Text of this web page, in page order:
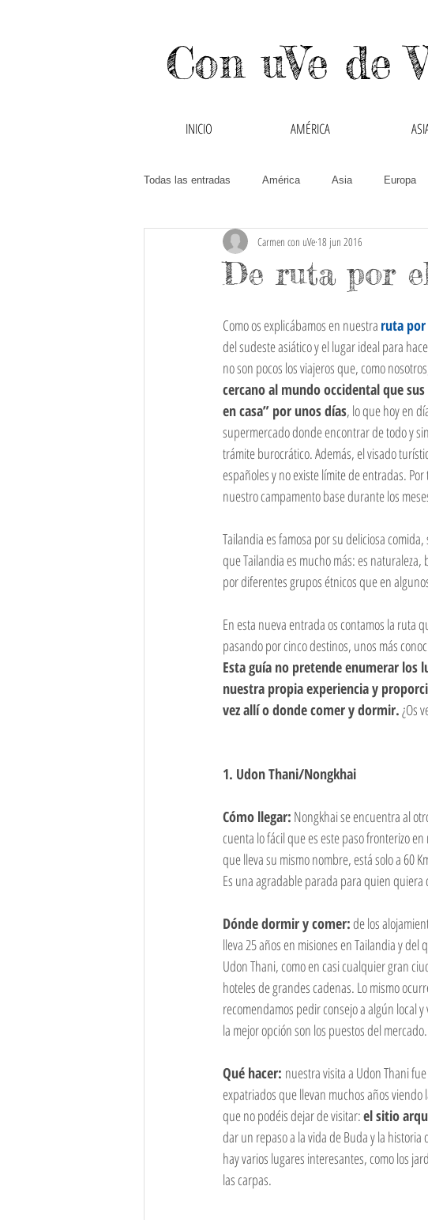
Con uVe de
INICIO AMÉRICA
Todas las entradas América Asia Europa
Chile China Chipre
Nepal Lituania
De ruta por
Carmen con uVe 18 jun 2016
Como os explicábamos en nuestra ruta por
del sudeste asiático y el lugar ideal para
no son pocos los viajeros que, como
cercano al mundo occidental que
en casa” por unos días, lo que hoy en
supermercado donde encontrar de todo y
trámite burocrático. Además, el visado
españoles y no existe límite de entradas.
nuestro campamento base durante los
Tailandia es famosa por su deliciosa
que Tailandia es mucho más: es
por diferentes grupos étnicos que en
En esta nueva entrada os contamos la ruta
pasando por cinco destinos, unos más
Esta guía no pretende enumerar los
nuestra propia experiencia y
vez allí o donde comer y dormir. ¿Os
1. Udon Thani/Nongkhai
Cómo llegar: Nongkhai se encuentra al
cuenta lo fácil que es este paso fronterizo
que lleva su mismo nombre, está solo a 60
Es una agradable parada para quien
Dónde dormir y comer: de los
lleva 25 años en misiones en Tailandia y
Udon Thani, como en casi cualquier gran
hoteles de grandes cadenas. Lo mismo
recomendamos pedir consejo a algún local
la mejor opción son los puestos del mercado.
Qué hacer: nuestra visita a Udon Thani
expatriados que llevan muchos años
que no podéis dejar de visitar: el sitio
dar un repaso a la vida de Buda y la
hay varios lugares interesantes, como los
las carpas.